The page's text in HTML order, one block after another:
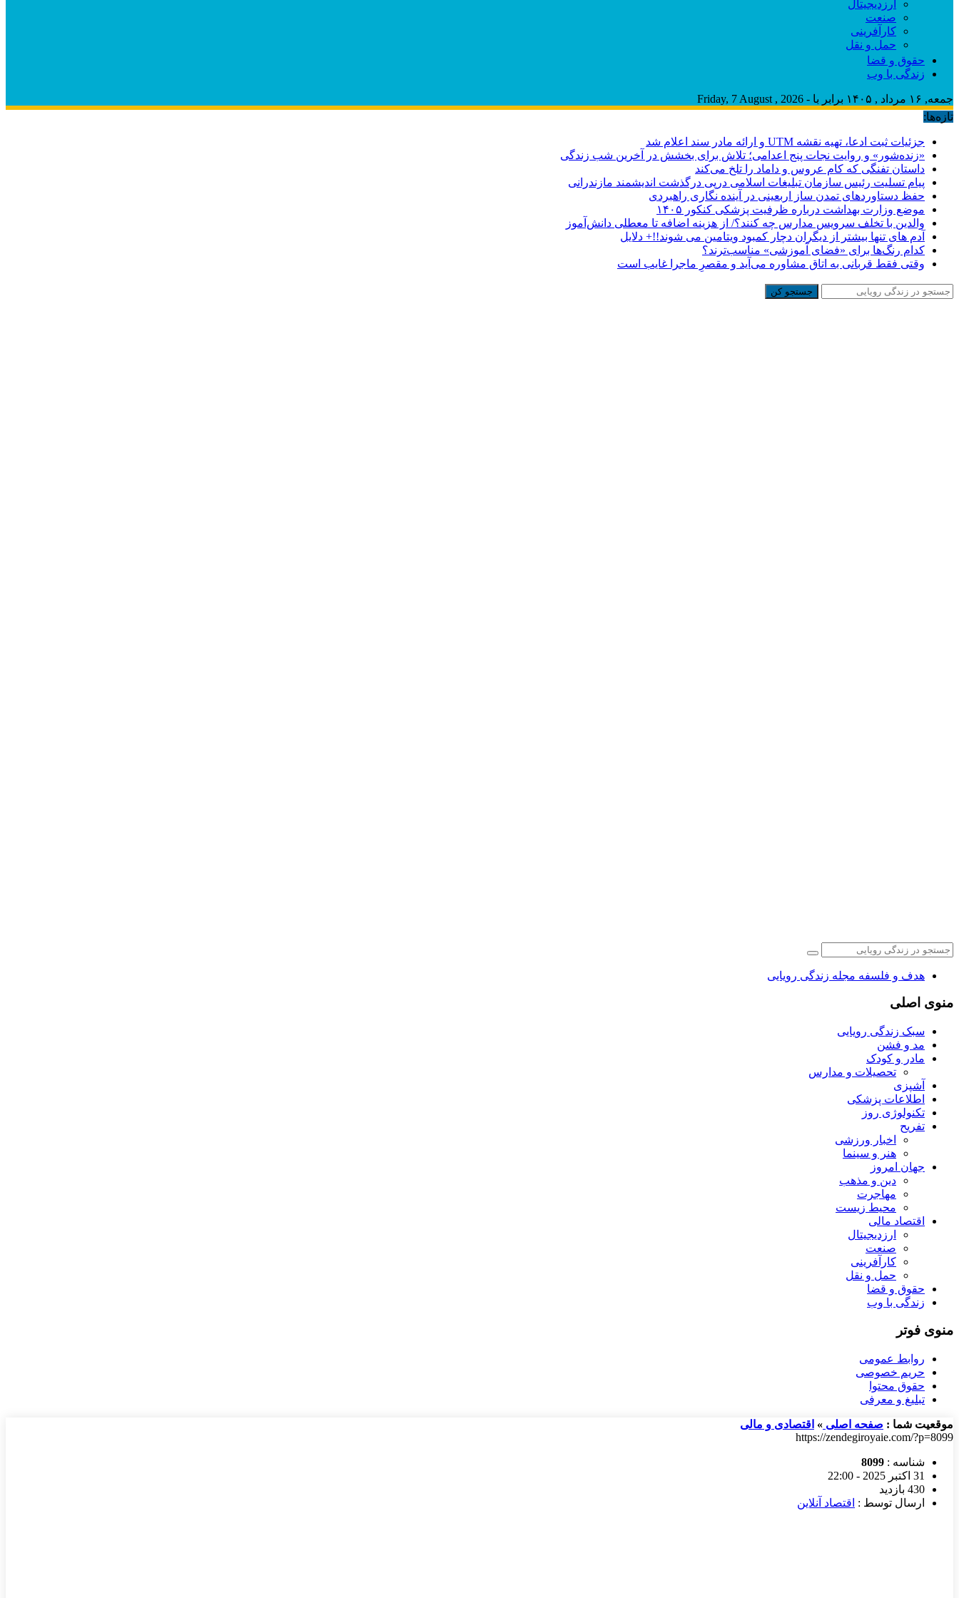
ارزدیجیتال
صنعت
کارآفرینی
حمل و نقل
حقوق و قضا
زندگی با وب
جمعه, ۱۶ مرداد , ۱۴۰۵ برابر با - Friday, 7 August , 2026
تازه‌ها:
جزئیات ثبت ادعا، تهیه نقشه UTM و ارائه مادر سند اعلام شد
«زنده‌شور» و روایت نجات پنج اعدامی؛ تلاش برای بخشش در آخرین شب زندگی
داستان تفنگی که کام عروس و داماد را تلخ می‌کند
پیام تسلیت رئیس سازمان تبلیغات اسلامی درپی درگذشت اندیشمند مازندرانی
حفظ دستاوردهای تمدن ساز اربعینی در آینده نگاری راهبردی
موضع وزارت بهداشت درباره ظرفیت پزشکی کنکور ۱۴۰۵
والدین با تخلف سرویس مدارس چه کنند؟/ از هزینه اضافه تا معطلی دانش‌آموز
آدم های تنها بیشتر از دیگران دچار کمبود ویتامین می شوند!!+ دلایل
کدام رنگ‌ها برای «فضای آموزشی» مناسب‌ترند؟
وقتی فقط قربانی به اتاق مشاوره می‌آید و مقصرِ ماجرا غایب است
جستجو کن
هدف و فلسفه مجله زندگی رویایی
منوی اصلی
سبک زندگی رویایی
مد و فشن
مادر و کودک
تحصیلات و مدارس
آشپزی
اطلاعات پزشکی
تکنولوژی روز
تفریح
اخبار ورزشی
هنر و سینما
جهان امروز
دین و مذهب
مهاجرت
محیط زیست
اقتصاد مالی
ارزدیجیتال
صنعت
کارآفرینی
حمل و نقل
حقوق و قضا
زندگی با وب
منوی فوتر
روابط عمومی
حریم خصوصی
حقوق محتوا
تبلیغ و معرفی
موقعیت شما : صفحه اصلی » اقتصادی و مالی
https://zendegiroyaie.com/?p=8099
شناسه : 8099
31 اکتبر 2025 - 22:00
430 بازدید
ارسال توسط : اقتصاد آنلاین